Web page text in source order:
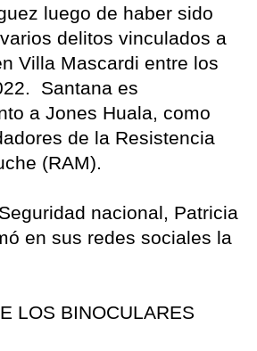
luego de haber sido
delitos vinculados a
Villa Mascardi entre los
Santana es
a Jones Huala, como
de la Resistencia
(RAM).
nacional, Patricia
en sus redes sociales la
LOS BINOCULARES